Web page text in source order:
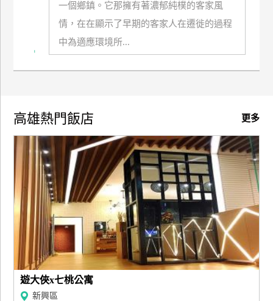
一個鄉鎮。它那擁有著濃郁純樸的客家風
情，在在顯示了早期的客家人在遷徙的過程
中為適應環境所...
更多
高雄熱門飯店
遊大俠x七桃公寓
新興區